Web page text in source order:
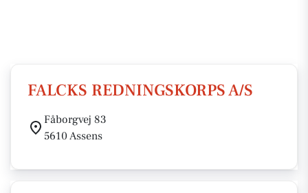
FALCKS REDNINGSKORPS A/S
Fåborgvej 83
5610 Assens